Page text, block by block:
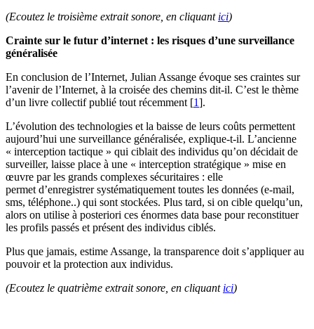
(Ecoutez le troisième extrait sonore, en cliquant ici)
Crainte sur le futur d’internet : les risques d’une surveillance
généralisée
En conclusion de l’Internet, Julian Assange évoque ses craintes sur
l’avenir de l’Internet, à la croisée des chemins dit-il. C’est le thème
d’un livre collectif publié tout récemment [1].
L’évolution des technologies et la baisse de leurs coûts permettent
aujourd’hui une surveillance généralisée, explique-t-il. L’ancienne
« interception tactique » qui ciblait des individus qu’on décidait de
surveiller, laisse place à une « interception stratégique » mise en
œuvre par les grands complexes sécuritaires : elle
permet d’enregistrer systématiquement toutes les données (e-mail,
sms, téléphone..) qui sont stockées. Plus tard, si on cible quelqu’un,
alors on utilise à posteriori ces énormes data base pour reconstituer
les profils passés et présent des individus ciblés.
Plus que jamais, estime Assange, la transparence doit s’appliquer au
pouvoir et la protection aux individus.
(Ecoutez le quatrième extrait sonore, en cliquant ici)